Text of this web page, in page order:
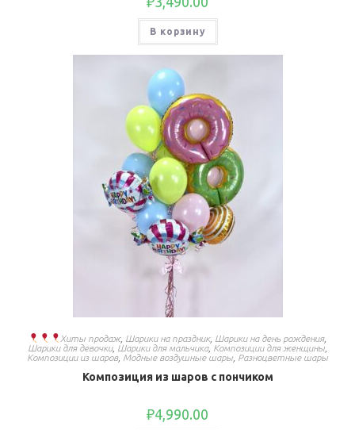
В корзину
Хиты продаж, Шарики на праздник, Шарики на день рождения,
Шарики для девочки, Шарики для мальчика, Композиции для женщины
Композиции из шаров, Модные воздушные шары Разноцветные шары
Композиция из шаров с пончиком
₽4,990.00